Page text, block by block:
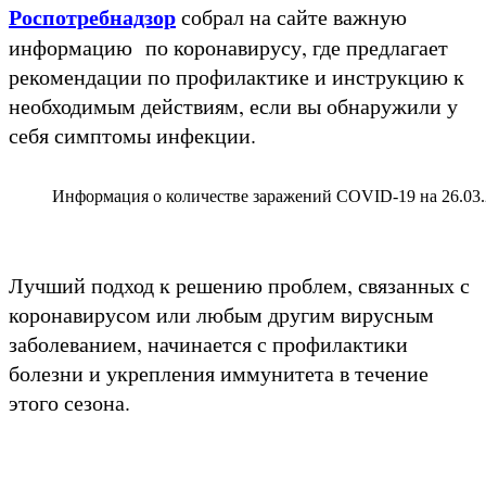
Роспотребнадзорсобрал на сайте важную
информацию по коронавирусу, где предлагает
рекомендации по профилактике и инструкцию к
необходимым действиям, если вы обнаружили у
себя симптомы инфекции.
Информация о количестве заражений COVID-19 на
Лучший подход к решению проблем, связанных с
коронавирусом или любым другим вирусным
заболеванием, начинается с профилактики
болезни и укрепления иммунитета в течение
этого сезона.